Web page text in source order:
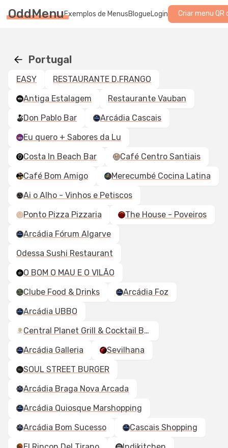
OddMenuExemplos de MenusBlogueLogin Criar menu QR
Portugal
EASY
RESTAURANTE D.FRANGO
Antiga Estalagem
Restaurante Vauban
Don Pablo Bar
Arcádia Cascais
Eu quero + Sabores da Lu
Costa In Beach Bar
Café Centro Santiais
Café Bom Amigo
Merecumbé Cocina Latina
Ai o Alho - Vinhos e Petiscos
Ponto Pizza Pizzaria
The House - Poveiros
Arcádia Fórum Algarve
Odessa Sushi Restaurant
O BOM O MAU E O VILÃO
Clube Food & Drinks
Arcádia Foz
Arcádia UBBO
Central Planet Grill & Cocktail Bar
Arcádia Galleria
Sevilhana
SOUL STREET BURGER
Arcádia Braga Nova Arcada
Arcádia Quiosque Marshopping
Arcádia Bom Sucesso
Cascais Shopping